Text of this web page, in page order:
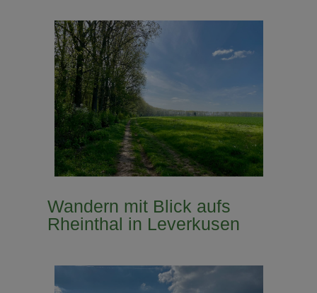
Wandern mit Blick aufs
Rheinthal in Leverkusen